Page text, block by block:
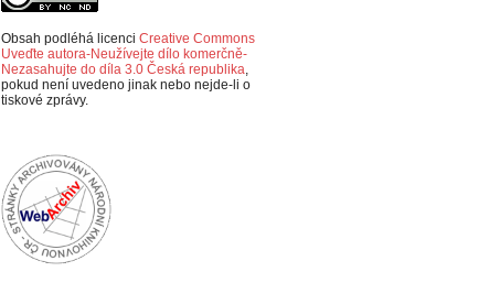
Obsah podléhá licenci Creative Commons
Uveďte autora-Neužívejte dílo komerčně-
Nezasahujte do díla 3.0 Česká republika,
pokud není uvedeno jinak nebo nejde-li o
tiskové zprávy.